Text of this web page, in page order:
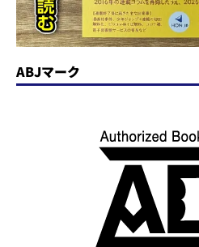
ABJマーク